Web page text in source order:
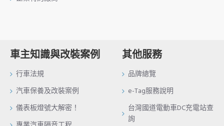
車主知識與改裝案例
行車法規
汽車保養及改裝案例
儀表板燈號大解密！
其他服務
品牌總覽
e-Tag服務說明
台灣國道電動車DC充電站查
詢